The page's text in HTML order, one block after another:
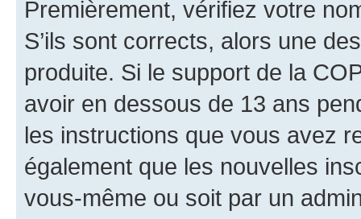
Premièrement, vérifiez votre
S’ils sont corrects, alors une
produite. Si le support de la
avoir en dessous de 13 ans
les instructions que vous avez
également que les nouvelles
vous-même ou soit par un